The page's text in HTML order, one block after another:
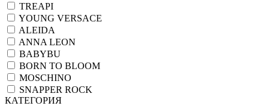
TREAPI
YOUNG VERSACE
ALEIDA
ANNA LEON
BABYBU
BORN TO BLOOM
MOSCHINO
SNAPPER ROCK
КАТЕГОРИЯ